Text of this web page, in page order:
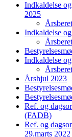
Indkaldelse
2025
Indkaldelse
Indkaldelse
Årshjul 2023
Ref. og
(FADB)
Ref. og
29.marts 2022